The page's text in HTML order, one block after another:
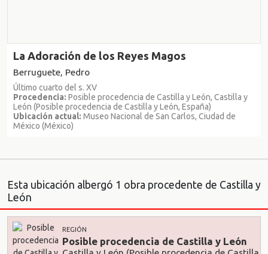
La Adoración de los Reyes Magos
Berruguete, Pedro
Último cuarto del s. XV
Procedencia: Posible procedencia de Castilla y León, Castilla y
León (Posible procedencia de Castilla y León, España)
Ubicación actual: Museo Nacional de San Carlos, Ciudad de
México (México)
Esta ubicación albergó 1 obra procedente de Castilla y
León
REGIÓN
Posible procedencia de Castilla y León